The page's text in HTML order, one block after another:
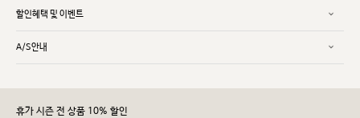
할인혜택 및 이벤트
A/S안내
휴가 시즌 전 상품 10% 할인